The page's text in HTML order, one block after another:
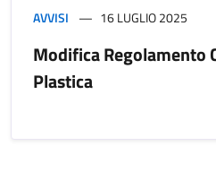
AVVISI 16 LUGLIO 2025
Modifica Regolamento
Plastica